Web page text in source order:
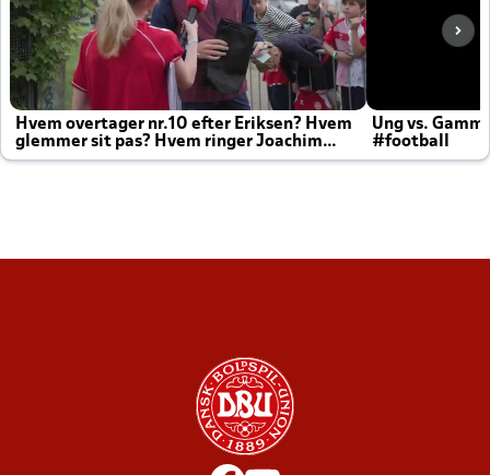
Hvem overtager nr.10 efter Eriksen? Hvem
glemmer sit pas? Hvem ringer Joachim
altid til efter kampe?
Ung vs.
#football